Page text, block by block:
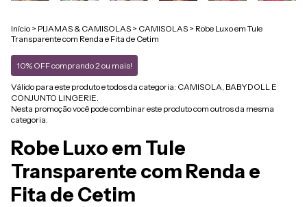
Início > PIJAMAS & CAMISOLAS > CAMISOLAS > Robe Luxo em Tule
Transparente com Renda e Fita de Cetim
10% OFF comprando 2 ou mais!
Válido para este produto e todos da categoria: CAMISOLA, BABYDOLL E
CONJUNTO LINGERIE.
Nesta promoção você pode combinar este produto com outros da mesma
categoria.
Robe Luxo em Tule
Transparente com Renda e
Fita de Cetim